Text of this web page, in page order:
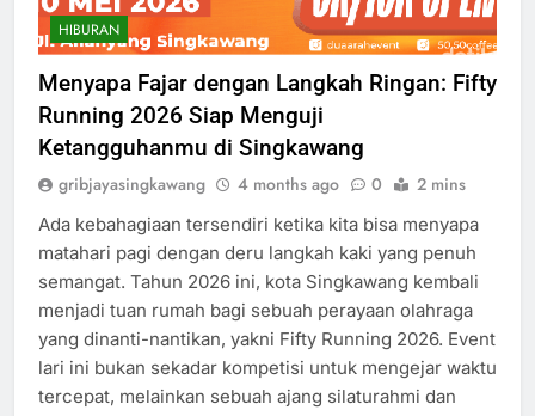
HIBURAN
Menyapa Fajar dengan Langkah Ringan: Fifty
Running 2026 Siap Menguji
Ketangguhanmu di Singkawang
gribjayasingkawang 4 months ago 0 2 mins
Ada kebahagiaan tersendiri ketika kita bisa menyapa
matahari pagi dengan deru langkah kaki yang penuh
semangat. Tahun 2026 ini, kota Singkawang kembali
menjadi tuan rumah bagi sebuah perayaan olahraga
yang dinanti-nantikan, yakni Fifty Running 2026. Event
lari ini bukan sekadar kompetisi untuk mengejar waktu
tercepat, melainkan sebuah ajang silaturahmi dan